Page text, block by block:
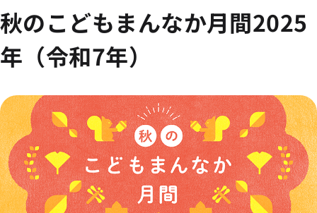
秋のこどもまんなか月間2025
年（令和7年）